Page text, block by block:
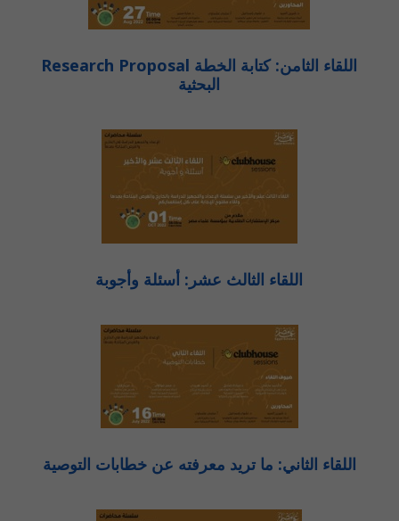
Research Proposal اللقاء الثامن: كتابة الخطة
البحثية
اللقاء الثالث عشر: أسئلة وأجوبة
اللقاء الثاني: ما تريد معرفته عن خطابات التوصية